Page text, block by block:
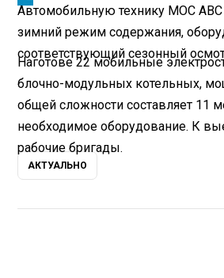
Автомобильную технику МОС АВС
зимний режим содержания,
соответствующий сезонный
Наготове 22 мобильные
блочно-модульных котельных,
общей сложности составляет 11
необходимое оборудование. К
рабочие бригады.
АКТУАЛЬНО